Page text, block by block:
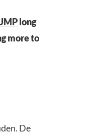
long
more to
De